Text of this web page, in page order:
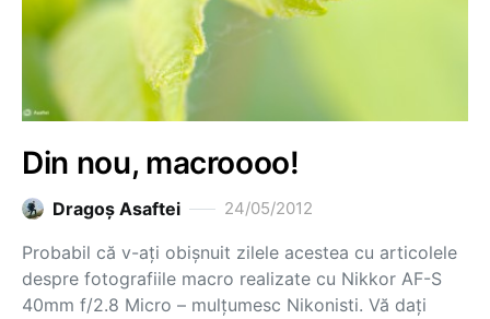
Din nou, macroooo!
Dragoş Asaftei 24/05/2012
Probabil că v-ați obișnuit zilele acestea cu articolele
despre fotografiile macro realizate cu Nikkor AF-S
40mm f/2.8 Micro – mulțumesc Nikonisti. Vă dați